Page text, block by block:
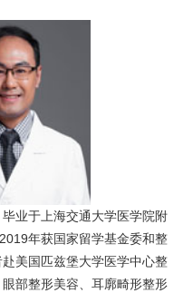
业于上海交通大学医学院附
年获国家留学基金委和整
美国匹兹堡大学医学中心整
部整形美容、耳廓畸形整形